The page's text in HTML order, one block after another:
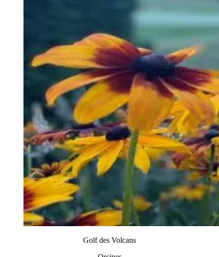
Golf des Volcans